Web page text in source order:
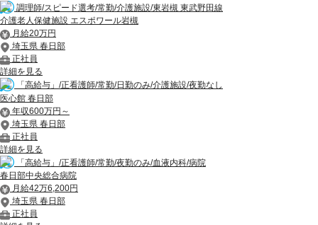
調理師/スピード選考/常勤/介護施設/東岩槻 東武野田線
介護老人保健施設 エスポワール岩槻
月給20万円
埼玉県 春日部
正社員
詳細を見る
「高給与」/正看護師/常勤/日勤のみ/介護施設/夜勤なし
医心館 春日部
年収600万円～
埼玉県 春日部
正社員
詳細を見る
「高給与」/正看護師/常勤/夜勤のみ/血液内科/病院
春日部中央総合病院
月給42万6,200円
埼玉県 春日部
正社員